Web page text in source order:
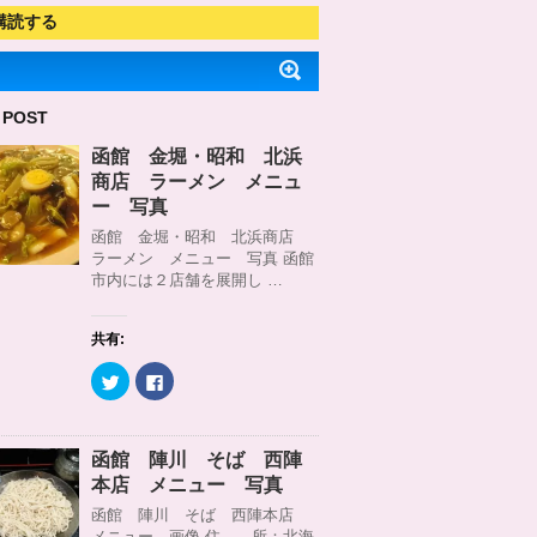
読する
函館 金堀・昭和 北浜
商店 ラーメン メニュ
ー 写真
函館 金堀・昭和 北浜商店
ラーメン メニュー 写真 函館
市内には２店舗を展開し …
共有:
ク
リ
し
て
T
w
i
t
F
a
b
o
o
k
で
共
有
函館 陣川 そば 西陣
本店 メニュー 写真
函館 陣川 そば 西陣本店